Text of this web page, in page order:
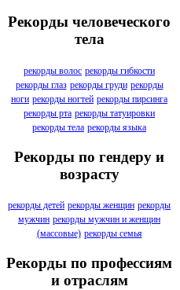
Рекорды человеческого
тела
рекорды волос рекорды гибкости
рекорды глаз рекорды груди рекорды
ноги рекорды ногтей рекорды пирсинга
рекорды рта рекорды татуировки
рекорды тела рекорды языка
Рекорды по гендеру и
возрасту
рекорды детей рекорды женщин рекорды
мужчин рекорды мужчин и женщин
(массовые) рекорды семья
Рекорды по профессиям
и отраслям